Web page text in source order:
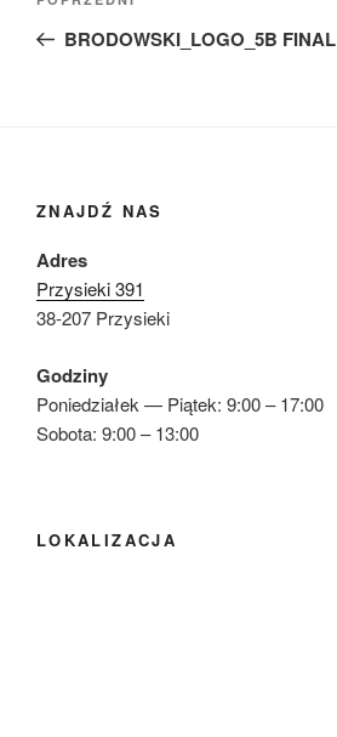
wpisBRODOWSKI_LOGO_5B FINAL
ZNAJDŹ NAS
Adres
Przysieki 391
38-207 Przysieki
Godziny
Poniedziałek — Piątek: 9:00 – 17:00
Sobota: 9:00 – 13:00
LOKALIZACJA